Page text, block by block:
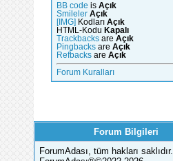
BB code is Açık
Smileler Açık
[IMG] Kodları Açık
HTML-Kodu Kapalı
Trackbacks are Açık
Pingbacks are Açık
Refbacks are Açık
Forum Kuralları
Forum Bilgileri
ForumAdası, tüm hakları saklıdır.